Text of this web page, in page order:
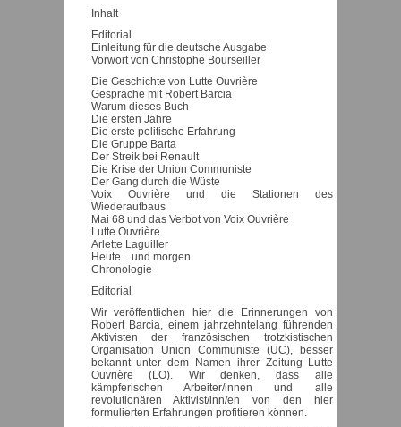
Inhalt
Editorial
Einleitung für die deutsche Ausgabe
Vorwort von Christophe Bourseiller
Die Geschichte von Lutte Ouvrière
Gespräche mit Robert Barcia
Warum dieses Buch
Die ersten Jahre
Die erste politische Erfahrung
Die Gruppe Barta
Der Streik bei Renault
Die Krise der Union Communiste
Der Gang durch die Wüste
Voix Ouvrière und die Stationen des
Wiederaufbaus
Mai 68 und das Verbot von Voix Ouvrière
Lutte Ouvrière
Arlette Laguiller
Heute... und morgen
Chronologie
Editorial
Wir veröffentlichen hier die Erinnerungen von
Robert Barcia, einem jahrzehntelang führenden
Aktivisten der französischen trotzkistischen
Organisation Union Communiste (UC), besser
bekannt unter dem Namen ihrer Zeitung Lutte
Ouvrière (LO). Wir denken, dass alle
kämpferischen Arbeiter/innen und alle
revolutionären Aktivist/inn/en von den hier
formulierten Erfahrungen profitieren können.